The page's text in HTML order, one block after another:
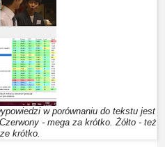
w porównaniu do tekstu jest
- mega za krótko. Żółto - też
krótko.